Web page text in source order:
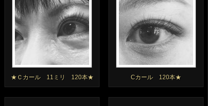
★Ｃカール 11ミリ 120本★ Cカール 120本★